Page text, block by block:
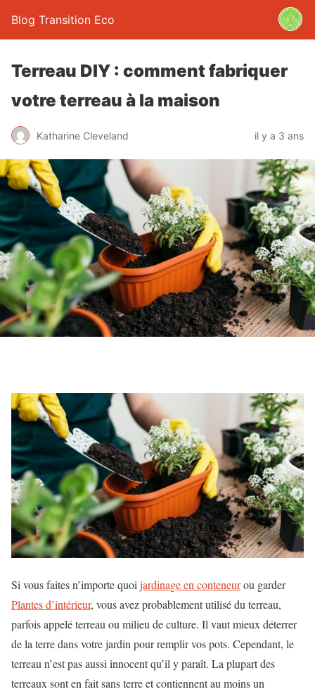
Blog Transition Eco
Terreau DIY : comment fabriquer
votre terreau à la maison
Katharine Cleveland il y a 3 ans
Si vous faites n’importe quoi jardinage en conteneurou garder
Plantes d’intérieur, vous avez probablement utilisé du terreau,
parfois appelé terreau ou milieu de culture. Il vaut mieux déterrer
de la terre dans votre jardin pour remplir vos pots. Cependant, le
terreau n’est pas aussi innocent qu’il y paraît. La plupart des
terreaux sont en fait sans terre et contiennent au moins un